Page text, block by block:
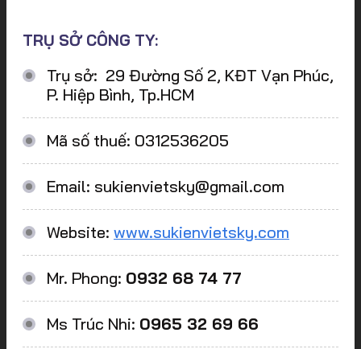
TRỤ SỞ CÔNG TY:
Trụ sở: 29 Đường Số 2, KĐT Vạn Phúc,
P. Hiệp Bình, Tp.HCM
Mã số thuế: 0312536205
Email: sukienvietsky@gmail.com
Website: www.sukienvietsky.com
Mr. Phong: 0932 68 74 77
Ms Trúc Nhi: 0965 32 69 66